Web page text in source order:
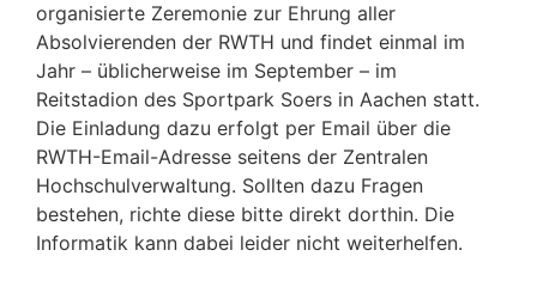
organisierte Zeremonie zur Ehrung aller
Absolvierenden der RWTH und findet einmal im
Jahr – üblicherweise im September – im
Reitstadion des Sportpark Soers in Aachen statt.
Die Einladung dazu erfolgt per Email über die
RWTH-Email-Adresse seitens der Zentralen
Hochschulverwaltung. Sollten dazu Fragen
bestehen, richte diese bitte direkt dorthin. Die
Informatik kann dabei leider nicht weiterhelfen.